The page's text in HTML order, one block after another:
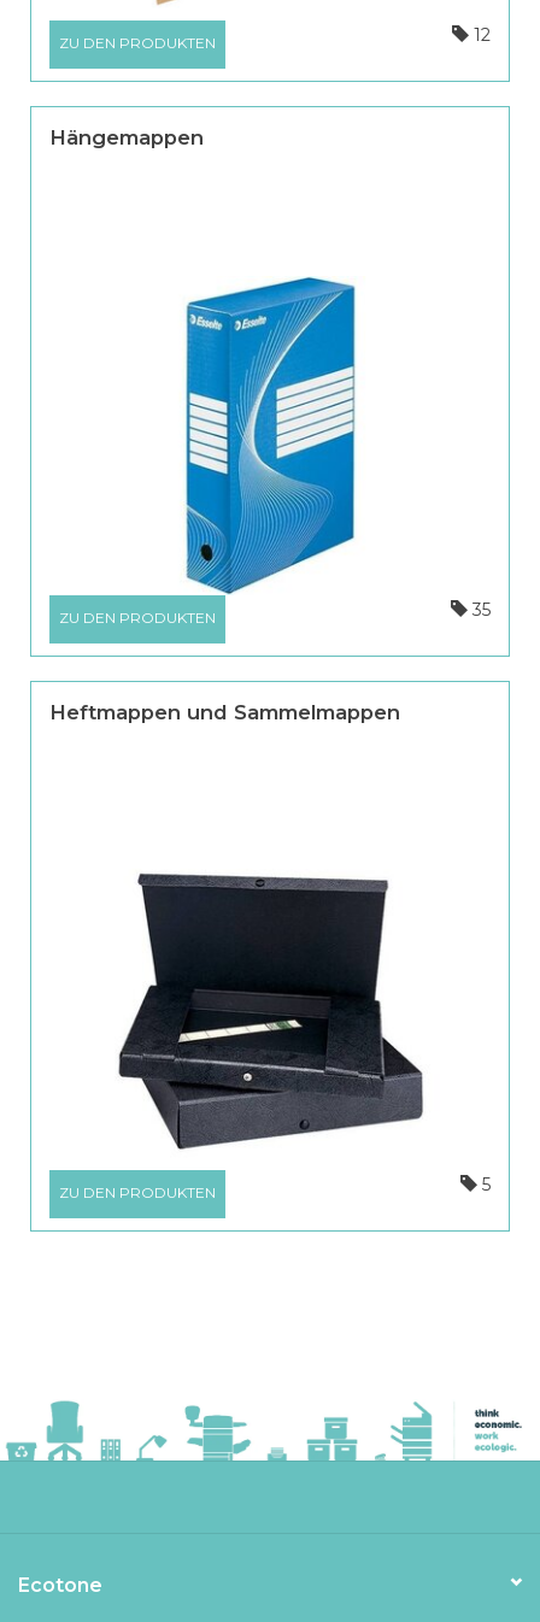
ZU DEN PRODUKTEN 12
Hängemappen
ZU DEN PRODUKTEN 35
Heftmappen und Sammelmappen
ZU DEN PRODUKTEN 5
Ecotone